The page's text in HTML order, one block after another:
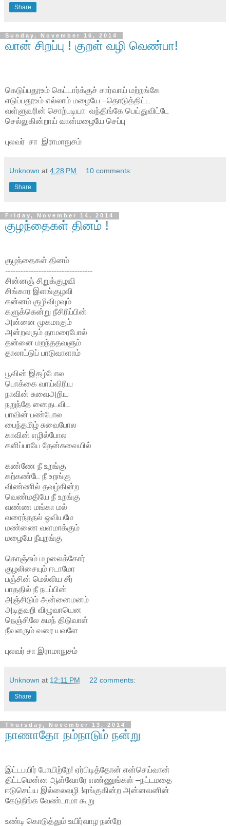
Share
Sunday, November 16, 2014
வான் சிறப்பு ! குறள் வழி வெண்பா!
கெடுப்பதூஉம் கெட்டார்க்குச் சார்வாய் மற்றங்கே
எடுப்பதூஉம் எல்லாம் மழையே –தொடுத்திட்ட
வள்ளுவரின் சொற்படியா வந்திங்கே பெய்துவிட்டே
செல்லுகின்றாய் வான்மழையே செப்பு
புலவர் சா இராமாநுசம்
Unknown at 4:28 PM 10 comments:
Share
Friday, November 14, 2014
குழந்தைகள் தினம் !
குழந்தைகள் தினம்
----------------------------------
சின்னஞ் சிறுக்குழவி
சிங்கார இளங்குழவி
கன்னம் குழிவிழவும்
களுக்கென்று நீசிரிப்பின்
அன்னை முகமாகும்
அன்றலரும் தாமரைபோல்
தன்னை மறந்ததவளும்
தாலாட்டுப் பாடுவாளாம்
பூவின் இதழ்போல
பொக்கை வாய்விரிய
நாவின் சுவைஅறிய
நறுந்தே னைதடவிட
பாவின் பண்போல
பைந்தமிழ் சுவைபோல
காவின் எழில்போல
களிப்பாயே தேன்சுவையில்
கண்ணே நீ உறங்கு
கற்கண்டே நீ உறங்கு
விண்ணில் தவழ்கின்ற
வெண்மதியே நீ உறங்கு
வண்ண மங்கா மல்
வரைந்தநல் ஓவியமே
மண்ணை வளமாக்கும்
மழையே நீயுறங்கு
கொஞ்சும் மழலைக்கோர்
குழலிசையும் ஈடாமோ
பஞ்சின் மெல்லிய சீர்
பாததில் நீ நடப்பின்
அஞ்சிடும் அன்னைமனம்
அடிதவறி விழுவாயென
நெஞ்சிலே சுமந் திடுவாள்
நீவளரும் வரை யவளே
புலவர் சா இராமாநுசம்
Unknown at 12:11 PM 22 comments:
Share
Thursday, November 13, 2014
நாணாதோ நம்நாடும் நன்று
இட்டபயிர் போயிற்றே! ஏர்பிடித்தோன் என்செய்வான்
திட்டமென்ன ஆள்வோரே எண்ணுங்கள் –நட்டமதை
ஈடுசெய்ய இல்லைவழி !ஏங்குகின்ற அன்னவனின்
கேடுநீங்க வேண்டாமா கூறு
உண்டி கொடுத்தும் உயிர்வாழ நன்றே